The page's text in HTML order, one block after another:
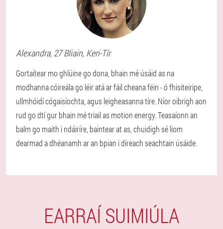
Alexandra, 27 Bliain, Keri-Tír
Gortaítear mo ghlúine go dona, bhain mé úsáid as na
modhanna cóireála go léir atá ar fáil cheana féin - ó fhisiteiripe,
ullmhóidí cógaisíochta, agus leigheasanna tíre. Níor oibrigh aon
rud go dtí gur bhain mé triail as motion energy. Teasaíonn an
balm go maith i ndáiríre, baintear at as, chuidigh sé liom
dearmad a dhéanamh ar an bpian i díreach seachtain úsáide.
EARRAÍ SUIMIÚLA